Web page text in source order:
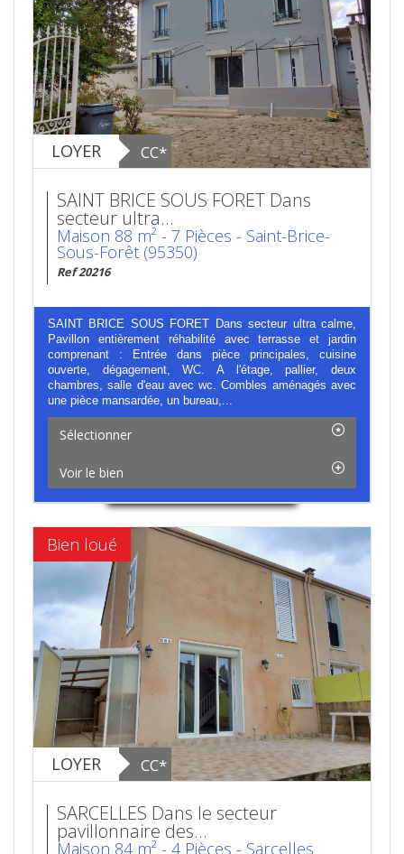
LOYER CC*
SAINT BRICE SOUS FORET Dans
secteur ultra...
Maison 88 m² - 7 Pièces - Saint-Brice-
Sous-Forêt (95350)
Ref 20216
SAINT BRICE SOUS FORET Dans secteur ultra calme,
Pavillon entièrement réhabilité avec terrasse et jardin
comprenant : Entrée dans pièce principales, cuisine
ouverte, dégagement, WC. A l'étage, pallier, deux
chambres, salle d'eau avec wc. Combles aménagés avec
une pièce mansardée, un bureau,...
Sélectionner
Voir le bien
Bien loué
LOYER CC*
SARCELLES Dans le secteur
pavillonnaire des...
Maison 84 m² - 4 Pièces - Sarcelles